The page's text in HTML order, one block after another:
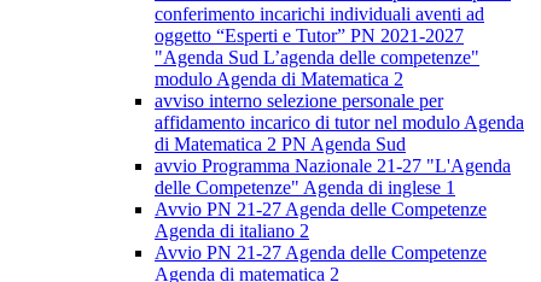
conferimento incarichi individuali aventi ad
oggetto “Esperti e Tutor” PN 2021-2027
"Agenda Sud L’agenda delle competenze"
modulo Agenda di Matematica 2
avviso interno selezione personale per
affidamento incarico di tutor nel modulo Agenda
di Matematica 2 PN Agenda Sud
avvio Programma Nazionale 21-27 "L'Agenda
delle Competenze" Agenda di inglese 1
Avvio PN 21-27 Agenda delle Competenze
Agenda di italiano 2
Avvio PN 21-27 Agenda delle Competenze
Agenda di matematica 2